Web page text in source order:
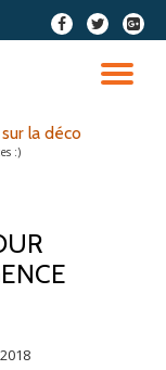
fa-
facebook
fa-
twitter
fa-
plus-
la déco
:)